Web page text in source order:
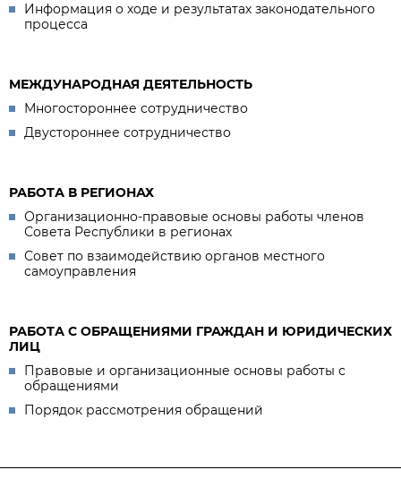
Информация о ходе и результатах законодательного
процесса
МЕЖДУНАРОДНАЯ ДЕЯТЕЛЬНОСТЬ
Многостороннее сотрудничество
Двустороннее сотрудничество
РАБОТА В РЕГИОНАХ
Организационно-правовые основы работы членов
Совета Республики в регионах
Совет по взаимодействию органов местного
самоуправления
РАБОТА С ОБРАЩЕНИЯМИ ГРАЖДАН И ЮРИДИЧЕСКИХ
ЛИЦ
Правовые и организационные основы работы с
обращениями
Порядок рассмотрения обращений